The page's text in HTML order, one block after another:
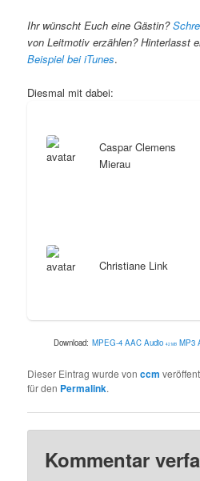
Ihr wünscht Euch eine Gästin?
von Leitmotiv erzählen? Hinterlasst
Beispiel bei iTunes.
Diesmal mit dabei:
Caspar Clemens
Mierau
Christiane Link
Download: MPEG-4 AAC Audio 42 MB MP3
Dieser Eintrag wurde vonccm
für den Permalink.
Kommentar